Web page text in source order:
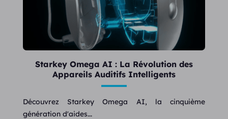
Starkey Omega AI : La Révolution des
Appareils Auditifs Intelligents
Découvrez Starkey Omega AI, la cinquième
génération d'aides...